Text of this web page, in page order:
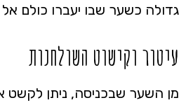
גדולה כשער שבו יעברו כולם
עיטור וקישוט השולחנות
מן השער שבכניסה, ניתן לקשט